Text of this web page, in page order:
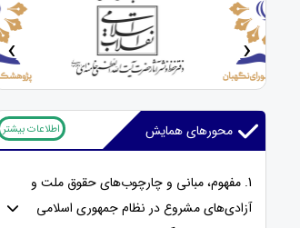
‹ ›
محورهای همایش اطلاعات بیشتر
1. مفهوم، مبانی و چارچوب‌های حقوق ملت و
آزادی‌های مشروع در نظام جمهوری اسلامی